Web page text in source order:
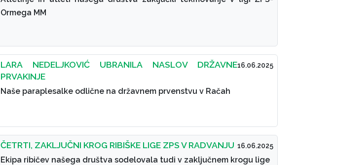
Ormega MM
16.06.2025
LARA NEDELJKOVIĆ UBRANILA NASLOV DRŽAVNE
PRVAKINJE
Naše paraplesalke odlične na državnem prvenstvu v Račah
16.06.2025
ČETRTI, ZAKLJUČNI KROG RIBIŠKE LIGE ZPS V RADVANJU
Ekipa ribičev našega društva sodelovala tudi v zaključnem krogu lige